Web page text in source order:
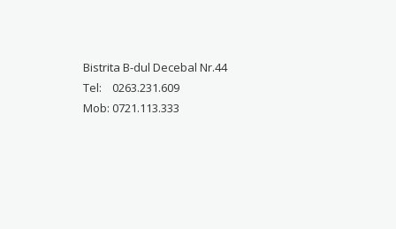
Bistrita B-dul Decebal Nr.44
Tel: 0263.231.609
Mob: 0721.113.333